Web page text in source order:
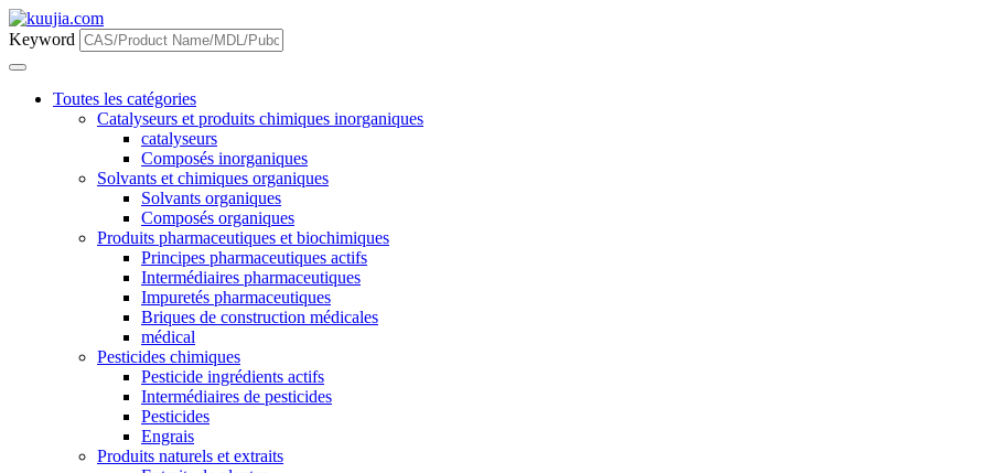
Keyword
Toutes les catégories
Catalyseurs et produits chimiques inorganiques
catalyseurs
Composés inorganiques
Solvants et chimiques organiques
Solvants organiques
Composés organiques
Produits pharmaceutiques et biochimiques
Principes pharmaceutiques actifs
Intermédiaires pharmaceutiques
Impuretés pharmaceutiques
Briques de construction médicales
médical
Pesticides chimiques
Pesticide ingrédients actifs
Intermédiaires de pesticides
Pesticides
Engrais
Produits naturels et extraits